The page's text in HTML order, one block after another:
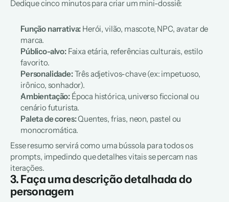
Dedique cinco minutos para criar um mini-dossiê:
Função narrativa: Herói, vilão, mascote, NPC, avatar de
marca.
Público-alvo: Faixa etária, referências culturais, estilo
favorito.
Personalidade: Três adjetivos-chave (ex: impetuoso,
irônico, sonhador).
Ambientação: Época histórica, universo ficcional ou
cenário futurista.
Paleta de cores: Quentes, frias, neon, pastel ou
monocromática.
Esse resumo servirá como uma bússola para todos os
prompts, impedindo que detalhes vitais se percam nas
iterações.
3. Faça uma descrição detalhada do
personagem